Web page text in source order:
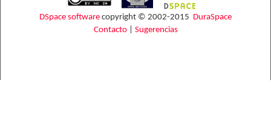
DSpace software copyright © 2002-2015 DuraSpace
Contacto| Sugerencias